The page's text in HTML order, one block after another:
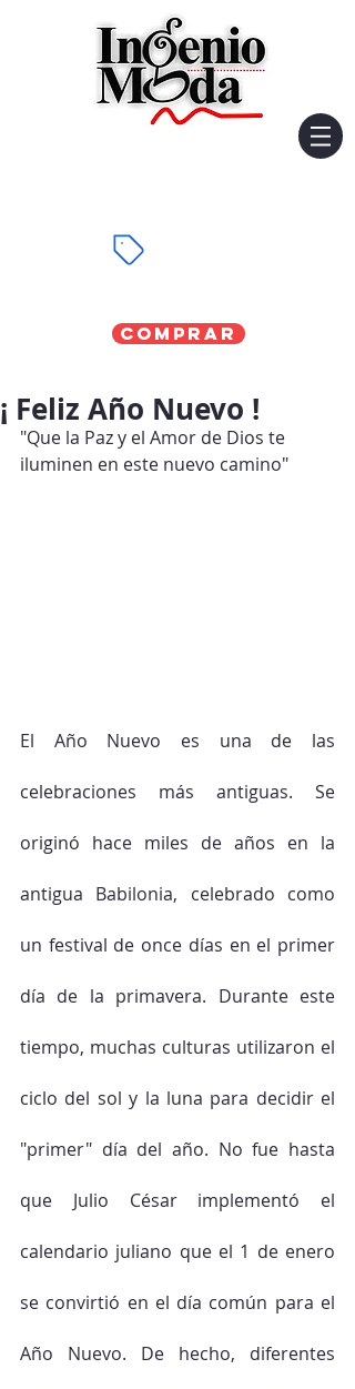
Comprar
¡ Feliz Año Nuevo !
"Que la Paz y el Amor de Dios te
iluminen en este nuevo camino"
El Año Nuevo es una de las
celebraciones más antiguas. Se
originó hace miles de años en la
antigua Babilonia, celebrado como
un festival de once días en el primer
día de la primavera. Durante este
tiempo, muchas culturas utilizaron el
ciclo del sol y la luna para decidir el
"primer" día del año. No fue hasta
que Julio César implementó el
calendario juliano que el 1 de enero
se convirtió en el día común para el
Año Nuevo. De hecho, diferentes